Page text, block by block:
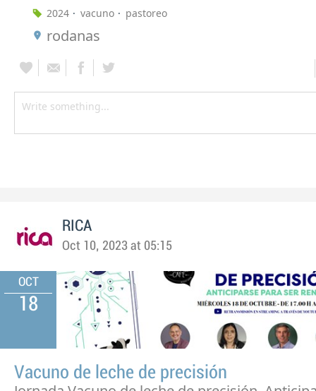
2024
vacuno pastoreo
rodanas
RICA
Oct 10, 2023 at 05:15
OCT
18
Vacuno de leche de precisión